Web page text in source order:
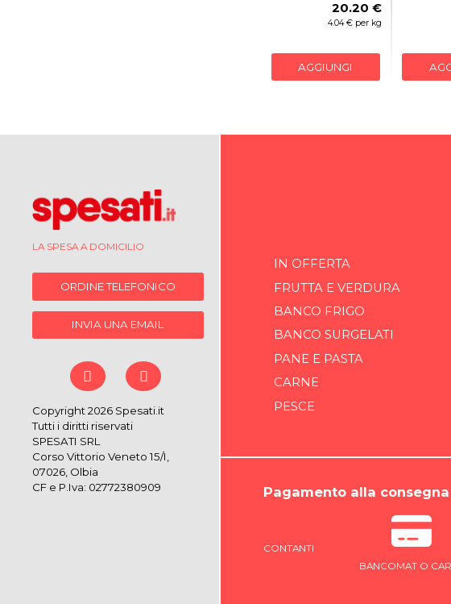
20.20 €
4.04 € per kg
AGGIUNGI
LA SPESA A DOMICILIO
ORDINE TELEFONICO
INVIA UNA EMAIL
Copyright 2026 Spesati.it
Tutti i diritti riservati
SPESATI SRL
Corso Vittorio Veneto 15/I,
07026, Olbia
CF e P.Iva: 02772380909
IN OFFERTA
FRUTTA E VERDURA
BANCO FRIGO
BANCO SURGELATI
PANE E PASTA
CARNE
PESCE
Pagamento alla consegna
CONTANTI
BANCOMAT O